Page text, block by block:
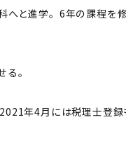
へと進学。6年の課程を
。
年4月には税理士登録